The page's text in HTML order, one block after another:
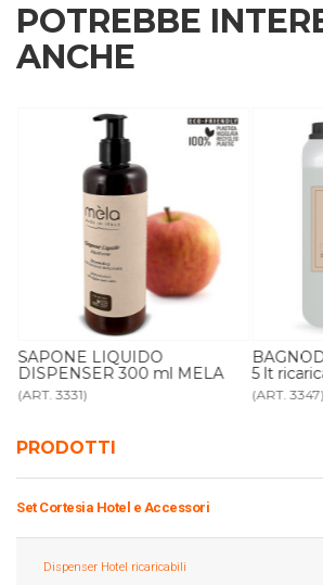
PRODOTTI
Set Cortesia Hotel e Accessori
Dispenser Hotel ricaricabili
POTREBBE
ANCHE
SAPONE LIQUIDO
DISPENSER 300 ml MELA
(ART. 3331)
5 lt
(ART. 3347)